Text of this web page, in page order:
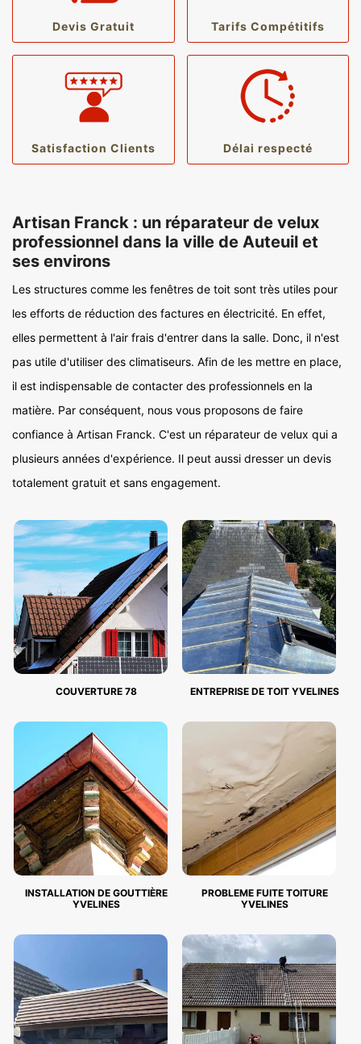
Devis Gratuit Tarifs Compétitifs
Satisfaction Clients Délai respecté
Artisan Franck : un réparateur de velux
professionnel dans la ville de Auteuil et
ses environs
Les structures comme les fenêtres de toit sont très utiles pour
les efforts de réduction des factures en électricité. En effet,
elles permettent à l'air frais d'entrer dans la salle. Donc, il n'est
pas utile d'utiliser des climatiseurs. Afin de les mettre en place,
il est indispensable de contacter des professionnels en la
matière. Par conséquent, nous vous proposons de faire
confiance à Artisan Franck. C'est un réparateur de velux qui a
plusieurs années d'expérience. Il peut aussi dresser un devis
totalement gratuit et sans engagement.
COUVERTURE 78 ENTREPRISE DE TOIT YVELINES
INSTALLATION DE GOUTTIÈRE
YVELINES
PROBLEME FUITE TOITURE
YVELINES